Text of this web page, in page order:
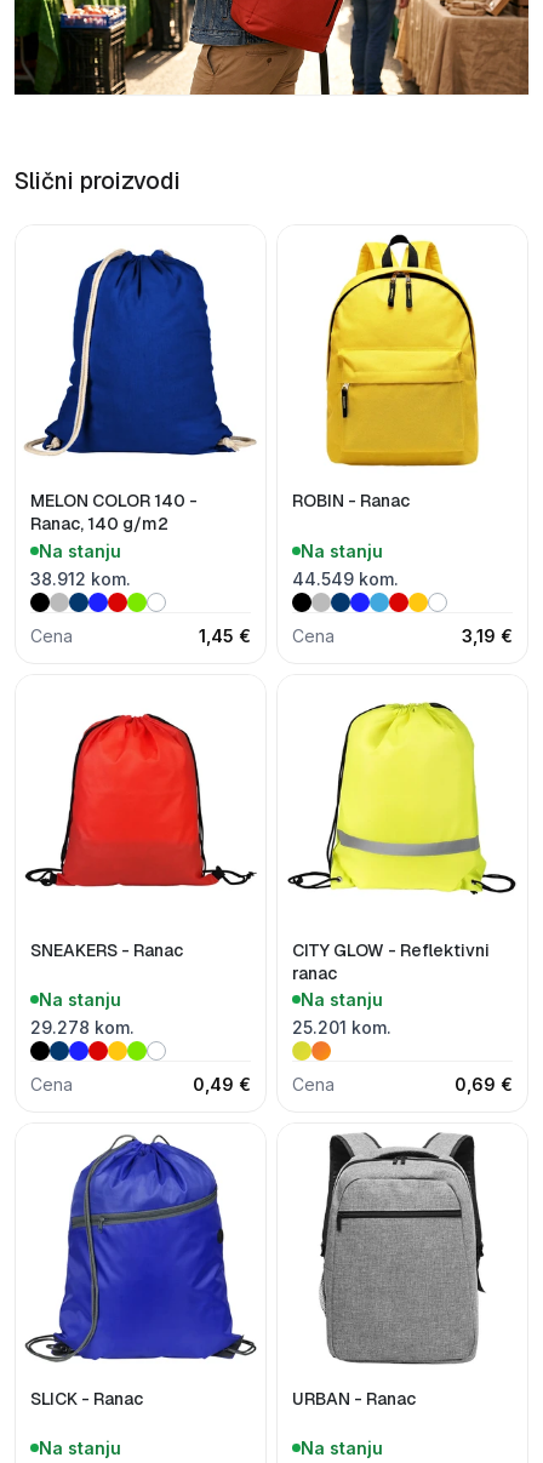
Slični proizvodi
MELON COLOR 140 -
Ranac, 140 g/m2
Na stanju
38.912 kom.
Cena 1,45 €
ROBIN - Ranac
Na stanju
44.549 kom.
Cena 3,19 €
SNEAKERS - Ranac
Na stanju
29.278 kom.
Cena 0,49 €
CITY GLOW - Reflektivni
ranac
Na stanju
25.201 kom.
Cena 0,69 €
SLICK - Ranac
Na stanju
URBAN - Ranac
Na stanju